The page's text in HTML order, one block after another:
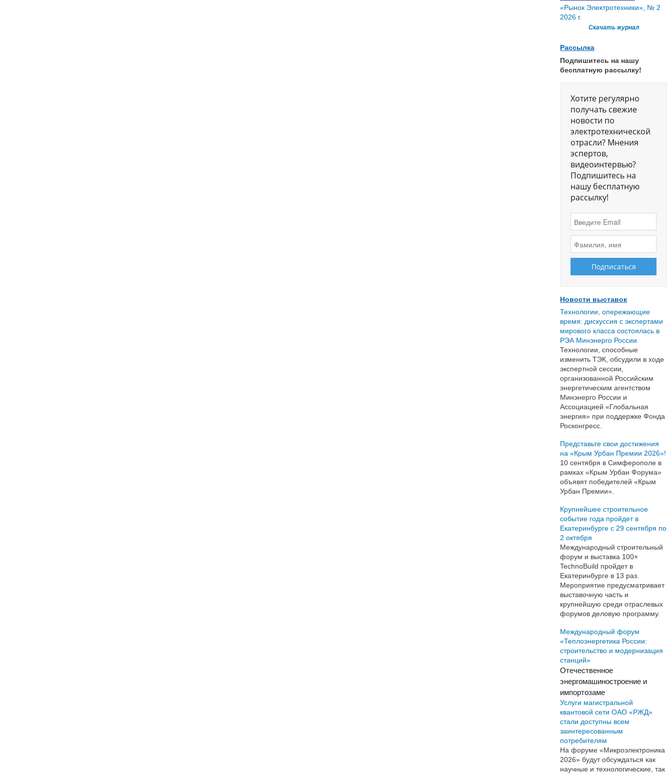
«Рынок Электротехники», № 2
2026 г.
Скачать журнал
Рассылка
Подпишитесь на нашу
бесплатную рассылку!
Хотите регулярно
получать свежие
новости по
электротехнической
отрасли? Мнения
эспертов,
видеоинтервью?
Подпишитесь на
нашу бесплатную
рассылку!
Новости выставок
Технологии, опережающие
время: дискуссия с экспертами
мирового класса состоялась в
РЭА Минэнерго России
Технологии, способные
изменить ТЭК, обсудили в ходе
экспертной сессии,
организованной Российским
энергетическим агентством
Минэнерго России и
Ассоциацией «Глобальная
энергия» при поддержке Фонда
Росконгресс.
Представьте свои достижения
на «Крым Урбан Премии 2026»!
10 сентября в Симферополе в
рамках «Крым Урбан Форума»
объявят победителей «Крым
Урбан Премии».
Крупнейшее строительное
событие года пройдет в
Екатеринбурге с 29 сентября по
2 октября
Международный строительный
форум и выставка 100+
TechnoBuild пройдет в
Екатеринбурге в 13 раз.
Мероприятие предусматривает
выставочную часть и
крупнейшую среди отраслевых
форумов деловую программу.
Международный форум
«Теплоэнергетика России:
строительство и модернизация
станций»
Отечественное
энергомашиностроение и
импортозаме
Услуги магистральной
квантовой сети ОАО «РЖД»
стали доступны всем
заинтересованным
потребителям
На форуме «Микроэлектроника
2026» будут обсуждаться как
научные и технологические, так